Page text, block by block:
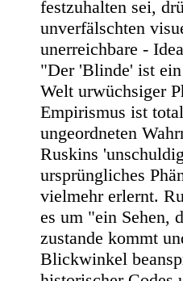
festzuhalten sei,
unverfälschten
unerreichbare -
"Der 'Blinde' ist
Welt urwüchsiger
Empirismus ist
ungeordneten
Ruskins
ursprüngliches
vielmehr erlernt.
es um "ein Sehen,
zustande kommt
Blickwinkel